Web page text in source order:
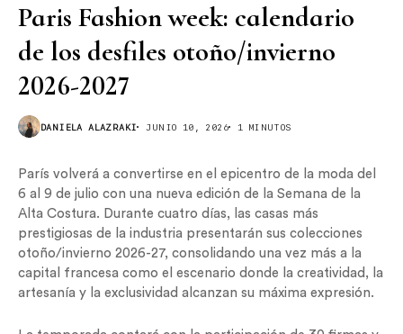
Paris Fashion week: calendario
de los desfiles otoño/invierno
2026-2027
DANIELA ALAZRAKI JUNIO 10, 2026 1 MINUTOS
París volverá a convertirse en el epicentro de la moda del
6 al 9 de julio con una nueva edición de la Semana de la
Alta Costura. Durante cuatro días, las casas más
prestigiosas de la industria presentarán sus colecciones
otoño/invierno 2026-27, consolidando una vez más a la
capital francesa como el escenario donde la creatividad, la
artesanía y la exclusividad alcanzan su máxima expresión.